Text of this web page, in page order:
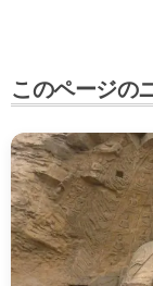
このページの